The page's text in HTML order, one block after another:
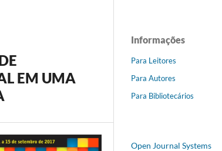
EM UMA
Informações
Para Leitores
Para Autores
Para Bibliotecários
Open Journal Systems